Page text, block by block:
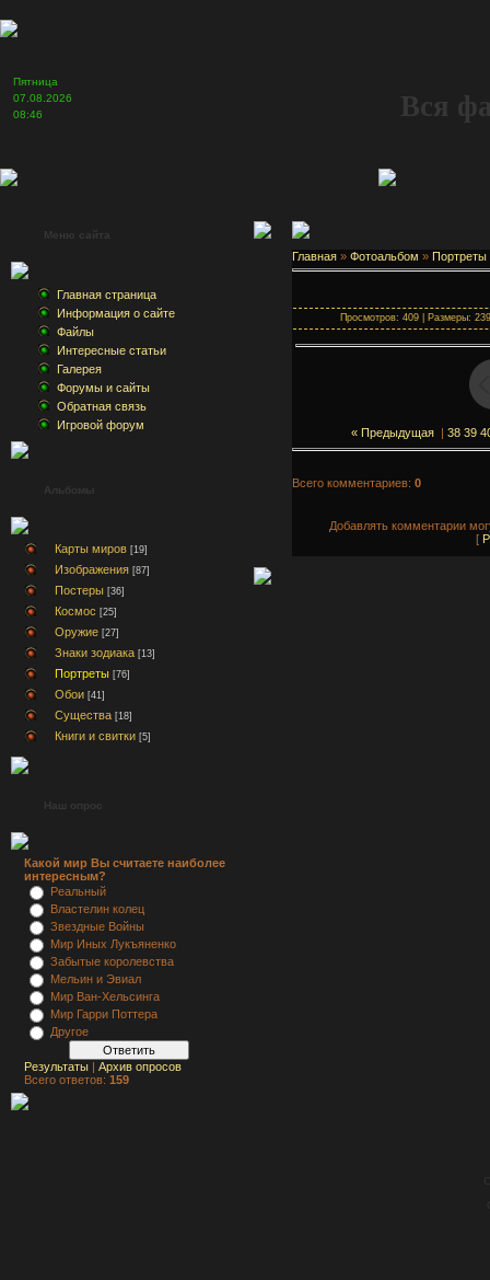
Пятница
07.08.2026
08:46
Вся
Меню сайта
Главная страница
Информация о сайте
Файлы
Интересные статьи
Галерея
Форумы и сайты
Обратная связь
Игровой форум
Альбомы
Карты миров [19]
Изображения [87]
Постеры [36]
Космос [25]
Оружие [27]
Знаки зодиака [13]
Портреты [76]
Обои [41]
Существа [18]
Книги и свитки [5]
Наш опрос
Какой мир Вы считаете наиболее
интересным?
Реальный
Властелин колец
Звездные Войны
Мир Иных Лукъяненко
Забытые королевства
Мельин и Эвиал
Мир Ван-Хельсинга
Мир Гарри Поттера
Другое
Результаты | Архив опросов
Всего ответов: 159
Главная » Фотоальбом » Портреты
Просмотров: 409 | Размеры:
« Предыдущая | 38 39
Всего комментариев: 0
Добавлять комментарии
[